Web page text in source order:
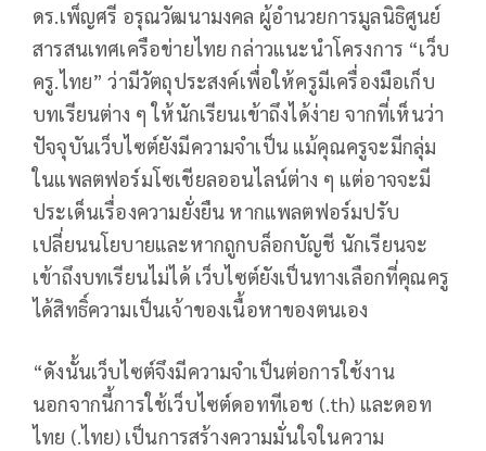
ดร.เพ็ญศรี อรุณวัฒนามงคล ผู้อำนวยการมูลนิธิศูนย์
สารสนเทศเครือข่ายไทย กล่าวแนะนำโครงการ “เว็บ
ครู.ไทย” ว่ามีวัตถุประสงค์เพื่อให้ครูมีเครื่องมือเก็บ
บทเรียนต่าง ๆ ให้นักเรียนเข้าถึงได้ง่าย จากที่เห็นว่า
ปัจจุบันเว็บไซต์ยังมีความจำเป็น แม้คุณครูจะมีกลุ่ม
ในแพลตฟอร์มโซเชียลออนไลน์ต่าง ๆ แต่อาจจะมี
ประเด็นเรื่องความยั่งยืน หากแพลตฟอร์มปรับ
เปลี่ยนนโยบายและหากถูกบล็อกบัญชี นักเรียนจะ
เข้าถึงบทเรียนไม่ได้ เว็บไซต์ยังเป็นทางเลือกที่คุณครู
ได้สิทธิ์ความเป็นเจ้าของเนื้อหาของตนเอง
“ดังนั้นเว็บไซต์จึงมีความจำเป็นต่อการใช้งาน
นอกจากนี้การใช้เว็บไซต์ดอททีเอช (.th) และดอท
ไทย (.ไทย) เป็นการสร้างความมั่นใจในความ